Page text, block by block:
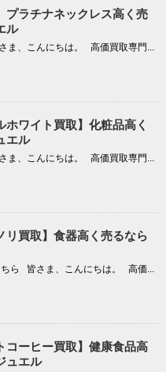
プラチナネックレス高く売
ル
ま、こんにちは。 高価買取専門...
ホワイト買取】化粧品高く
エル
ま、こんにちは。 高価買取専門...
リ買取】食器高く売るなら
ちら 皆さま、こんにちは。 高価...
コーヒー買取】健康食品高
ュエル